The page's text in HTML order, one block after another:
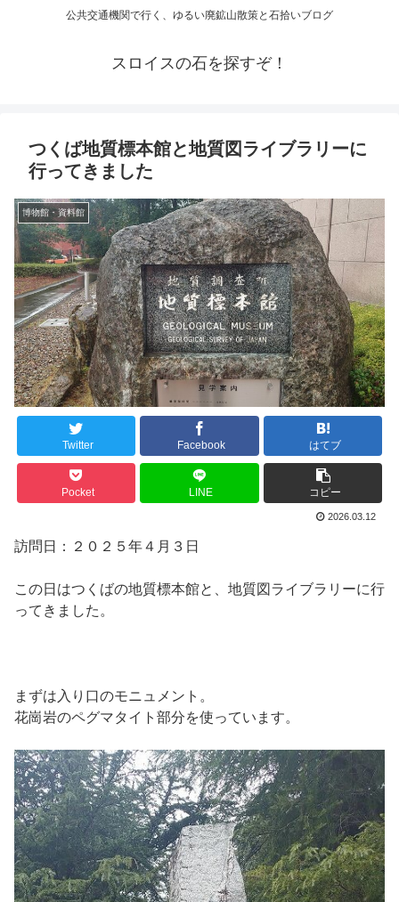
公共交通機関で行く、ゆるい廃鉱山散策と石拾いブログ
スロイスの石を探すぞ！
つくば地質標本館と地質図ライブラリーに
行ってきました
博物館・資料館
Twitter Facebook はてブ
Pocket LINE コピー
2026.03.12
訪問日：２０２５年４月３日
この日はつくばの地質標本館と、地質図ライブラリーに行
ってきました。
まずは入り口のモニュメント。
花崗岩のペグマタイト部分を使っています。